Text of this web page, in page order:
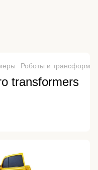
Роботы и
transformers